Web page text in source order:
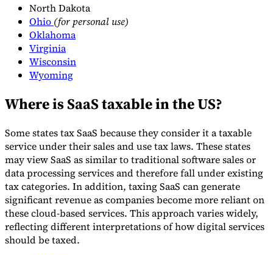
North Dakota
Ohio (for personal use)
Oklahoma
Virginia
Wisconsin
Wyoming
Where is SaaS taxable in the US?
Some states tax SaaS because they consider it a taxable
service under their sales and use tax laws. These states
may view SaaS as similar to traditional software sales or
data processing services and therefore fall under existing
tax categories. In addition, taxing SaaS can generate
significant revenue as companies become more reliant on
these cloud-based services. This approach varies widely,
reflecting different interpretations of how digital services
should be taxed.